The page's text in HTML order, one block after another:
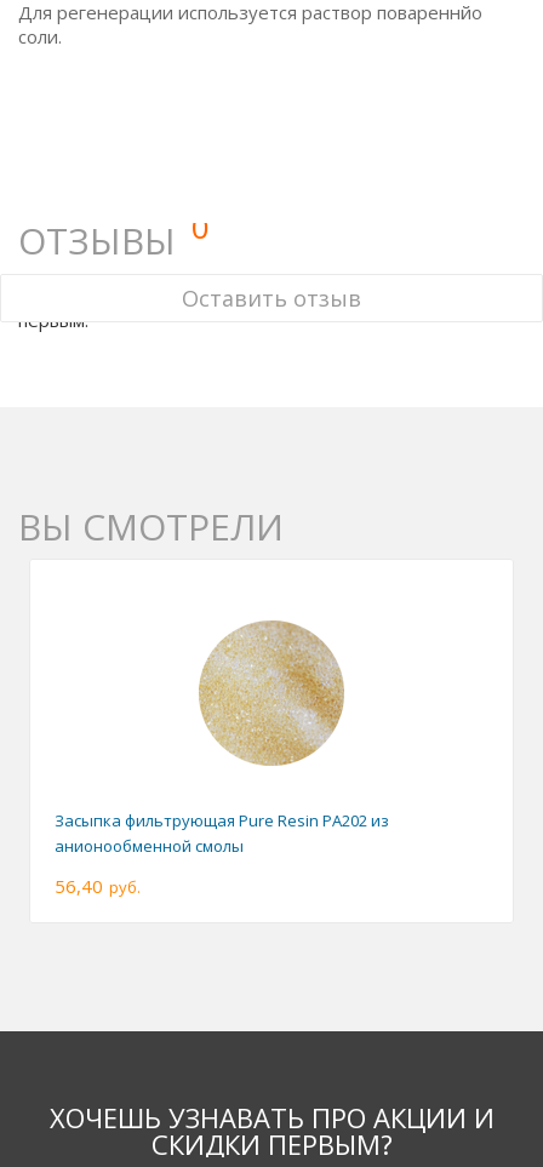
Для регенерации используется раствор повареннйо
соли.
ОТЗЫВЫ 0
Оставить отзыв
У этого товара нет ни одного отзыва. Вы можете стать
первым.
ВЫ СМОТРЕЛИ
Засыпка фильтрующая Pure Resin PA202 из
анионообменной смолы
56,40 руб.
ХОЧЕШЬ УЗНАВАТЬ ПРО АКЦИИ И
СКИДКИ ПЕРВЫМ?